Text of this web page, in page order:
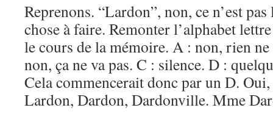
Reprenons. “Lardon”, non, ce n’est
chose à faire. Remonter l’alphabet
le cours de la mémoire. A : non, rien
non, ça ne va pas. C : silence. D :
Cela commencerait donc par un D. Oui,
Lardon, Dardon, Dardonville. Mme